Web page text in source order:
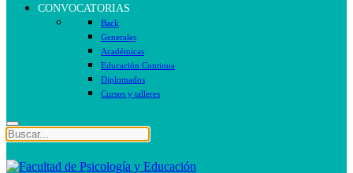
CONVOCATORIAS
Back
Generales
Académicas
Educación Continua
Diplomados
Cursos y talleres